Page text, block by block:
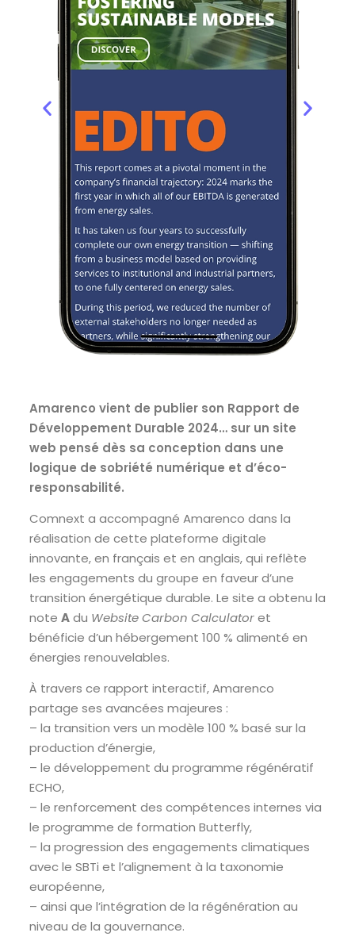
Amarenco vient de publier son Rapport de
Développement Durable 2024… sur un site
web pensé dès sa conception dans une
logique de sobriété numérique et d’éco-
responsabilité.
Comnext a accompagné Amarenco dans la
réalisation de cette plateforme digitale
innovante, en français et en anglais, qui reflète
les engagements du groupe en faveur d’une
transition énergétique durable. Le site a obtenu la
note Adu Website Carbon Calculatoret
bénéficie d’un hébergement 100 % alimenté en
énergies renouvelables.
À travers ce rapport interactif, Amarenco
partage ses avancées majeures :
– la transition vers un modèle 100 % basé sur la
production d’énergie,
– le développement du programme régénératif
ECHO,
– le renforcement des compétences internes via
le programme de formation Butterfly,
– la progression des engagements climatiques
avec le SBTi et l’alignement à la taxonomie
européenne,
– ainsi que l’intégration de la régénération au
niveau de la gouvernance.